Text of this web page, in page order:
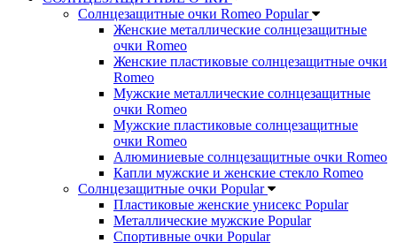
Солнцезащитные очки Romeo Popular
Женские металлические солнцезащитные
очки Romeo
Женские пластиковые солнцезащитные очки
Romeo
Мужские металлические солнцезащитные
очки Romeo
Мужские пластиковые солнцезащитные
очки Romeo
Алюминиевые солнцезащитные очки Romeo
Капли мужские и женские стекло Romeo
Солнцезащитные очки Popular
Пластиковые женские унисекс Popular
Металлические мужские Popular
Спортивные очки Popular